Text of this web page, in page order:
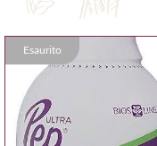
Esaurito